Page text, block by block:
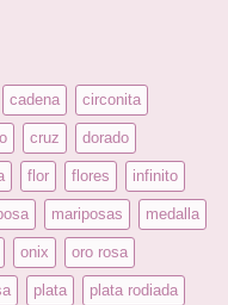
cadena circonita
cruz dorado
flor flores infinito
mariposas medalla
onix oro rosa
plata plata rodiada